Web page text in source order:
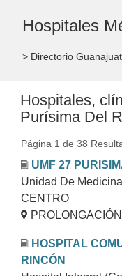
Hospitales
> Directorio
Hospitales,
Purísima Del
Página 1 de 38
UMF 27
Unidad De
CENTRO
HOSPITAL
RINCÓN